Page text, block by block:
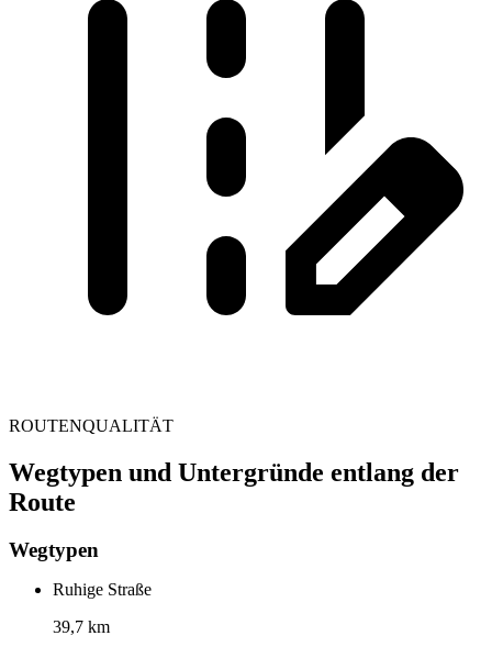
ROUTENQUALITÄT
Wegtypen und Untergründe entlang der
Route
Wegtypen
Ruhige Straße
39,7 km